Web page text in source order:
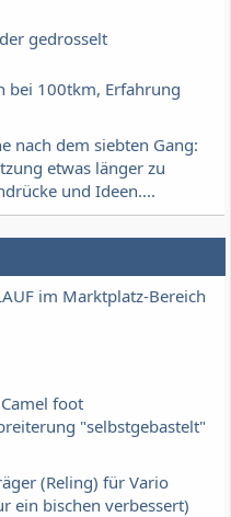
gedrosselt
bei 100tkm, Erfahrung
nach dem siebten Gang:
etwas länger zu
und Ideen....
im Marktplatz-Bereich
Camel foot
"selbstgebastelt"
(Reling) für Vario
ein bischen verbessert)